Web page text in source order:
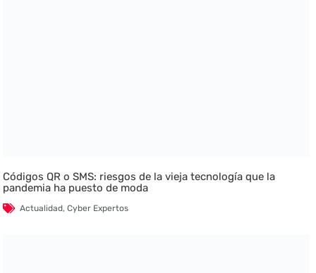
Códigos QR o SMS: riesgos de la vieja tecnología que la
pandemia ha puesto de moda
Actualidad,Cyber Expertos